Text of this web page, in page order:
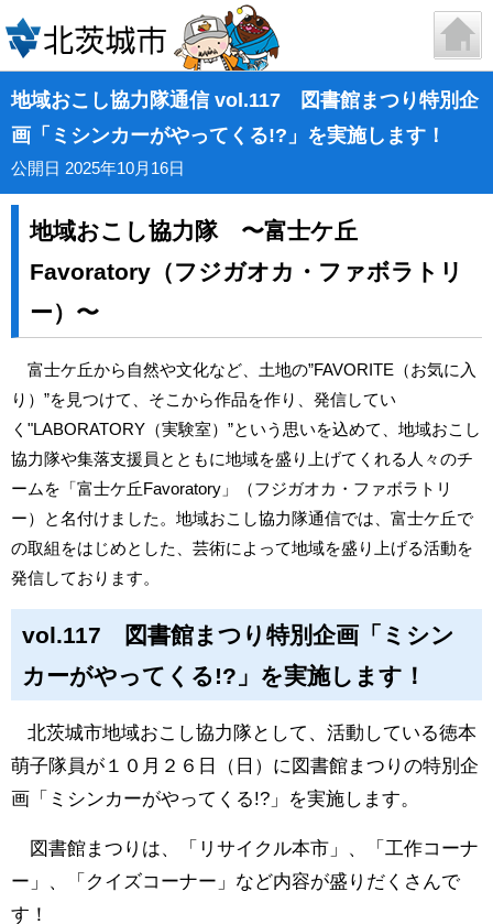
地域おこし協力隊通信 vol.117 図書館まつり特別企
画「ミシンカーがやってくる!?」を実施します！
公開日 2025年10月16日
地域おこし協力隊 〜富士ケ丘
Favoratory（フジガオカ・ファボラトリ
ー）〜
富士ケ丘から自然や文化など、土地の”FAVORITE（お気に入
り）”を見つけて、そこから作品を作り、発信してい
く"LABORATORY（実験室）”という思いを込めて、地域おこし
協力隊や集落支援員とともに地域を盛り上げてくれる人々のチ
ームを「富士ケ丘Favoratory」（フジガオカ・ファボラトリ
ー）と名付けました。地域おこし協力隊通信では、富士ケ丘で
の取組をはじめとした、芸術によって地域を盛り上げる活動を
発信しております。
vol.117 図書館まつり特別企画「ミシン
カーがやってくる!?」を実施します！
北茨城市地域おこし協力隊として、活動している徳本
萌子隊員が１０月２６日（日）に図書館まつりの特別企
画「ミシンカーがやってくる!?」を実施します。
図書館まつりは、「リサイクル本市」、「工作コーナ
ー」、「クイズコーナー」など内容が盛りだくさんで
す！